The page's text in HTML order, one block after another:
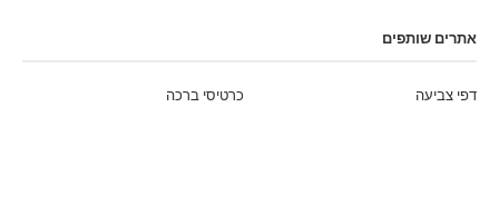
אתרים שותפים
כרטיסי ברכה דפי צביעה